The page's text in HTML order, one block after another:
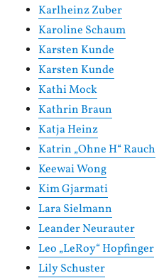
Karlheinz Zuber
Karoline Schaum
Karsten Kunde
Karsten Kunde
Kathi Mock
Kathrin Braun
Katja Heinz
Katrin „Ohne H“ Rauch
Keewai Wong
Kim Gjarmati
Lara Sielmann
Leander Neurauter
Leo „LeRoy“ Hopfinger
Lily Schuster